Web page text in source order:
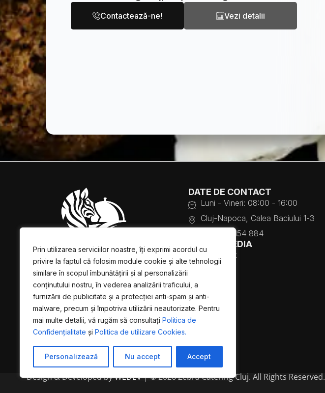
Prin utilizarea serviciilor noastre, îți exprimi acordul cu
privire la faptul că folosim module cookie și alte tehnologii
similare în scopul îmbunătățirii și al personalizării
conținutului nostru, în vederea analizării traficului, a
furnizării de publicitate și a protecției anti-spam și anti-
malware, precum și împotriva utilizării neautorizate. Pentru
mai multe detalii, vă rugăm să consultați Politica de
Confidențialitate și Politica de utilizare Cookies.
Personalizează Nu accept Accept
Contactează-ne! Vezi detalii
DATE DE CONTACT
Luni - Vineri: 08:00 - 16:00
Cluj-Napoca, Calea Baciului 1-3
+40 725 154 884
SOCIAL MEDIA
Facebook
Design & Developed byWEDEV| © 2026 Zebra Catering Cluj. All Rights Reserved.